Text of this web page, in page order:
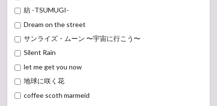
紡 -TSUMUGI-
Dream on the street
サンライズ・ムーン 〜宇宙に行こう〜
Silent Rain
let me get you now
地球に咲く花
coffee scoth marmeid